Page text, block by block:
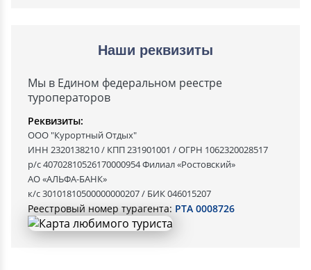
Наши реквизиты
Мы в Едином федеральном реестре
туроператоров
Реквизиты:
ООО "Курортный Отдых"
ИНН 2320138210 / КПП 231901001 / ОГРН 1062320028517
р/с 40702810526170000954 Филиал «Ростовский»
АО «АЛЬФА-БАНК»
к/с 30101810500000000207 / БИК 046015207
Реестровый номер турагента: РТА 0008726